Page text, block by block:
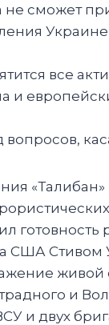
не сможет
все
и
вопросов,
США
и
и двух